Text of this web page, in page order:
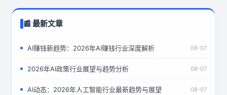
📰 最新文章
AI赚钱新趋势：2026年AI赚钱行业深度解析 08-07
2026年AI政策行业展望与趋势分析 08-07
AI动态：2026年人工智能行业最新趋势与展望 08-07